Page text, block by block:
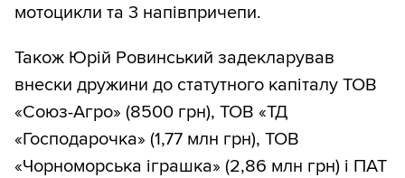
мотоцикли та 3 напівпричепи.
Також Юрій Ровинський задекларував
внески дружини до статутного капіталу ТОВ
«Союз-Агро» (8500 грн), ТОВ «ТД
«Господарочка» (1,77 млн грн), ТОВ
«Чорноморська іграшка» (2,86 млн грн) і ПАТ